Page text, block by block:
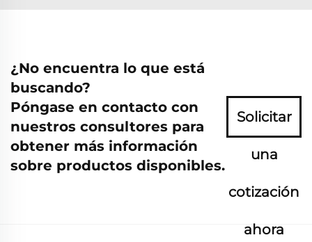
¿No encuentra lo que está
buscando?
Póngase en contacto con
nuestros consultores para
obtener más información
sobre productos disponibles.
Solicitar
una
cotización
ahora